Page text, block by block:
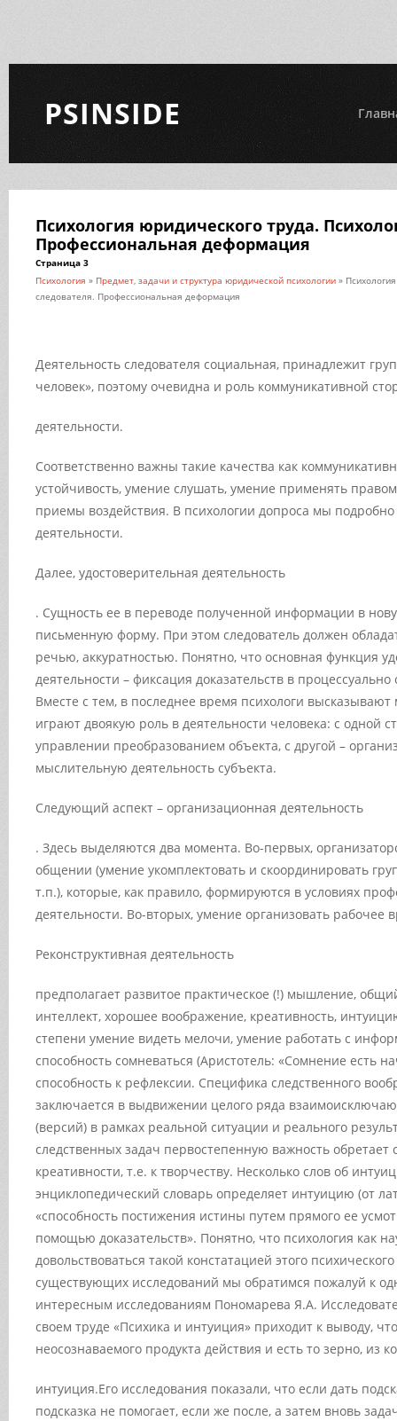
PSINSIDE
Психология юридического труда.
Профессиональная деформация
Страница 3
Психология » Предмет, задачи и структура юридической психологии »
следователя. Профессиональная деформация
Деятельность следователя социальная, принадлежит
человек», поэтому очевидна и роль коммуникативной
деятельности.
Соответственно важны такие качества как
устойчивость, умение слушать, умение применять
приемы воздействия. В психологии допроса мы подробно
деятельности.
Далее, удостоверительная деятельность
. Сущность ее в переводе полученной информации в
письменную форму. При этом следователь должен
речью, аккуратностью. Понятно, что основная функция
деятельности – фиксация доказательств в
Вместе с тем, в последнее время психологи
играют двоякую роль в деятельности человека: с одной
управлении преобразованием объекта, с другой –
мыслительную деятельность субъекта.
Следующий аспект – организационная деятельность
. Здесь выделяются два момента. Во-первых,
общении (умение укомплектовать и скоординировать
т.п.), которые, как правило, формируются в условиях
деятельности. Во-вторых, умение организовать рабочее
Реконструктивная деятельность
предполагает развитое практическое (!) мышление,
интеллект, хорошее воображение, креативность,
степени умение видеть мелочи, умение работать с
способность сомневаться (Аристотель: «Сомнение есть
способность к рефлексии. Специфика следственного
заключается в выдвижении целого ряда
(версий) в рамках реальной ситуации и реального
следственных задач первостепенную важность обретает
креативности, т.е. к творчеству. Несколько слов об
энциклопедический словарь определяет интуицию (от
«способность постижения истины путем прямого ее
помощью доказательств». Понятно, что психология как
довольствоваться такой констатацией этого
существующих исследований мы обратимся пожалуй к
интересным исследованиям Пономарева Я.А.
своем труде «Психика и интуиция» приходит к выводу,
неосознаваемого продукта действия и есть то зерно, из
интуиция.Его исследования показали, что если дать
подсказка не помогает, если же после, а затем вновь